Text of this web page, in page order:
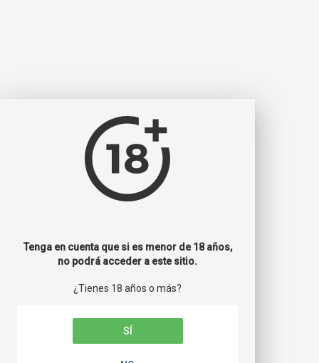
Tenga en cuenta que si es menor de 18 años,
no podrá acceder a este sitio.
¿Tienes 18 años o más?
SÍ